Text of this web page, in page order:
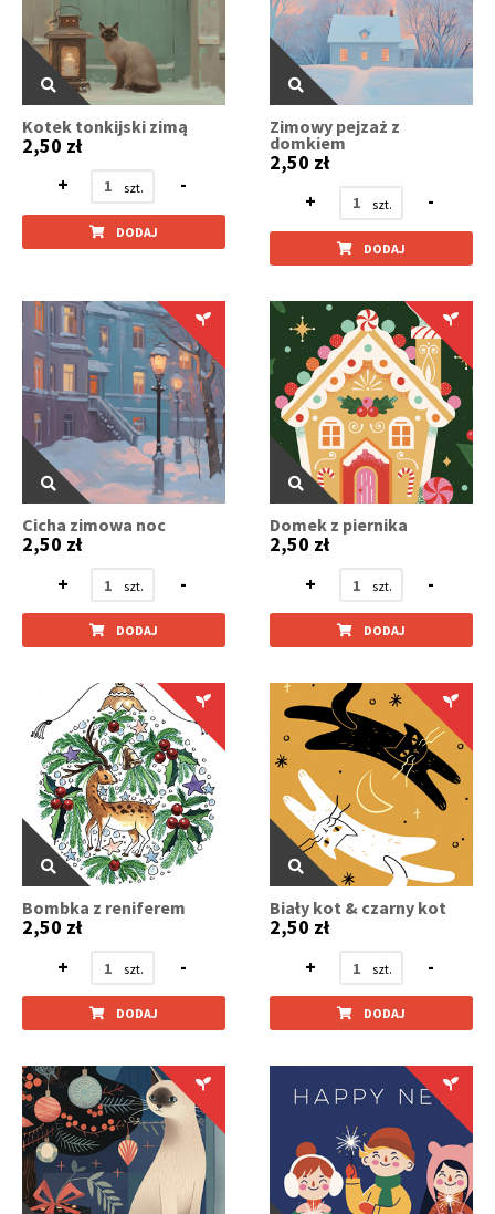
Kotek tonkijski zimą
2,50 zł
+
-
DODAJ
Zimowy pejzaż z
domkiem
2,50 zł
+
-
DODAJ
Cicha zimowa noc
2,50 zł
+
-
DODAJ
Domek z piernika
2,50 zł
+
-
DODAJ
Bombka z reniferem
2,50 zł
+
-
DODAJ
Biały kot & czarny kot
2,50 zł
+
-
DODAJ